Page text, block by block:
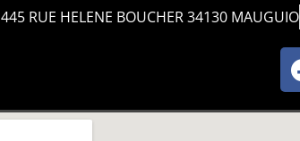
445 RUE HELENE BOUCHER 34130 MAUGUIO